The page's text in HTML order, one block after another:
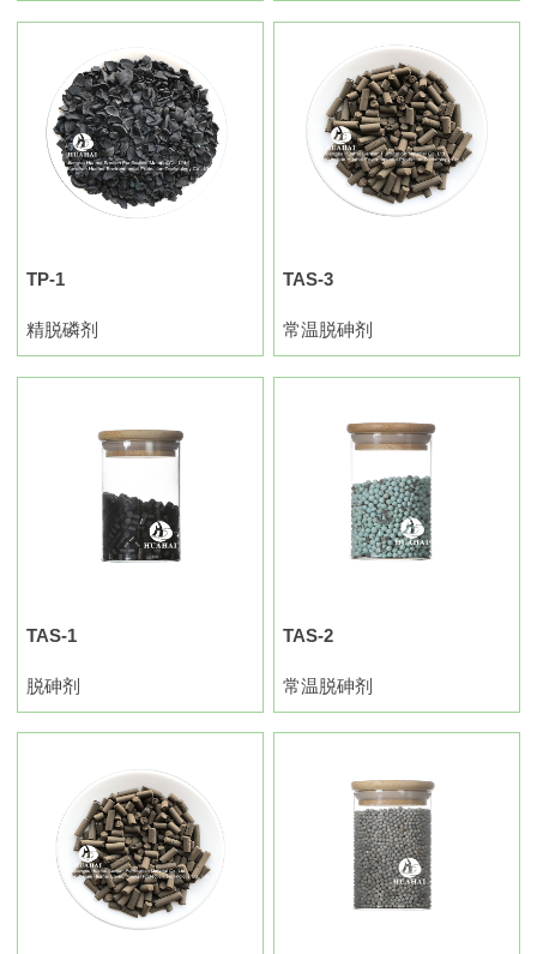
TP-1
精脱磷剂
TAS-3
常温脱砷剂
TAS-1
脱砷剂
TAS-2
常温脱砷剂